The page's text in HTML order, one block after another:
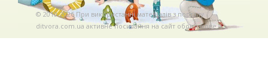
© 2010-2026 При використаннi матерiалiв з порталу
ditvora.com.ua активне посилання на сайт обов'язкове. .